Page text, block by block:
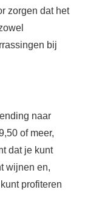
zorgen dat het
bij
naar
of meer,
dat je kunt
wijnen en,
profiteren